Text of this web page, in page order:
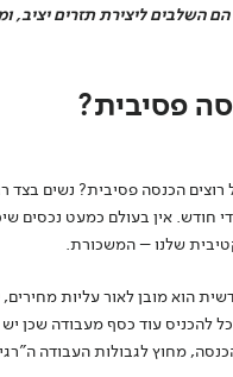
השלבים ליצירת תזרים יציב,
פסיבית?
רוצים הכנסה פסיבית? נשים
חודש. אין בעולם כמעט נכסים
שלנו – המשכורת.
הוא מובן לאור עליות
להכניס עוד כסף מעבודה שכן
מחוץ לגבולות העבודה